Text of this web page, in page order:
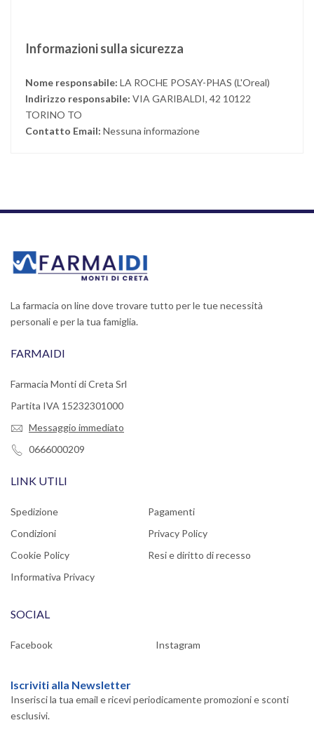
Informazioni sulla sicurezza
Nome responsabile: LA ROCHE POSAY-PHAS (L'Oreal)
Indirizzo responsabile: VIA GARIBALDI, 42 10122
TORINO TO
Contatto Email: Nessuna informazione
La farmacia on line dove trovare tutto per le tue necessità
personali e per la tua famiglia.
FARMAIDI
Farmacia Monti di Creta Srl
Partita IVA 15232301000
Messaggio immediato
0666000209
LINK UTILI
Spedizione
Pagamenti
Condizioni
Privacy Policy
Cookie Policy
Resi e diritto di recesso
Informativa Privacy
SOCIAL
Facebook Instagram
Iscriviti alla Newsletter
Inserisci la tua email e ricevi periodicamente promozioni e sconti
esclusivi.